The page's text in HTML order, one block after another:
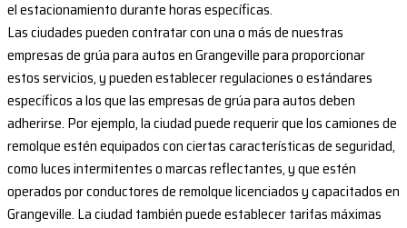
el estacionamiento durante horas específicas.
Las ciudades pueden contratar con una o más de nuestras
empresas de grúa para autos en Grangeville para proporcionar
estos servicios, y pueden establecer regulaciones o estándares
específicos a los que las empresas de grúa para autos deben
adherirse. Por ejemplo, la ciudad puede requerir que los camiones de
remolque estén equipados con ciertas características de seguridad,
como luces intermitentes o marcas reflectantes, y que estén
operados por conductores de remolque licenciados y capacitados en
Grangeville. La ciudad también puede establecer tarifas máximas